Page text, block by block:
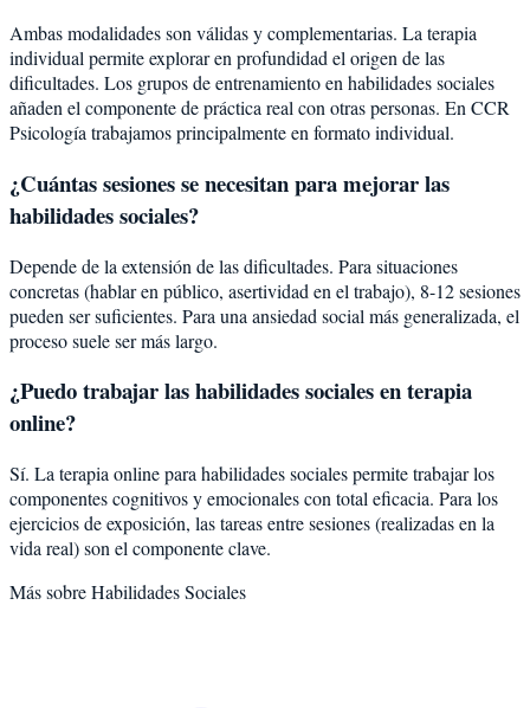
Ambas modalidades son válidas y complementarias. La terapia
individual permite explorar en profundidad el origen de las
dificultades. Los grupos de entrenamiento en habilidades sociales
añaden el componente de práctica real con otras personas. En CCR
Psicología trabajamos principalmente en formato individual.
¿Cuántas sesiones se necesitan para mejorar las
habilidades sociales?
Depende de la extensión de las dificultades. Para situaciones
concretas (hablar en público, asertividad en el trabajo), 8-12 sesiones
pueden ser suficientes. Para una ansiedad social más generalizada, el
proceso suele ser más largo.
¿Puedo trabajar las habilidades sociales en terapia
online?
Sí. La terapia online para habilidades sociales permite trabajar los
componentes cognitivos y emocionales con total eficacia. Para los
ejercicios de exposición, las tareas entre sesiones (realizadas en la
vida real) son el componente clave.
Más sobreHabilidades Sociales